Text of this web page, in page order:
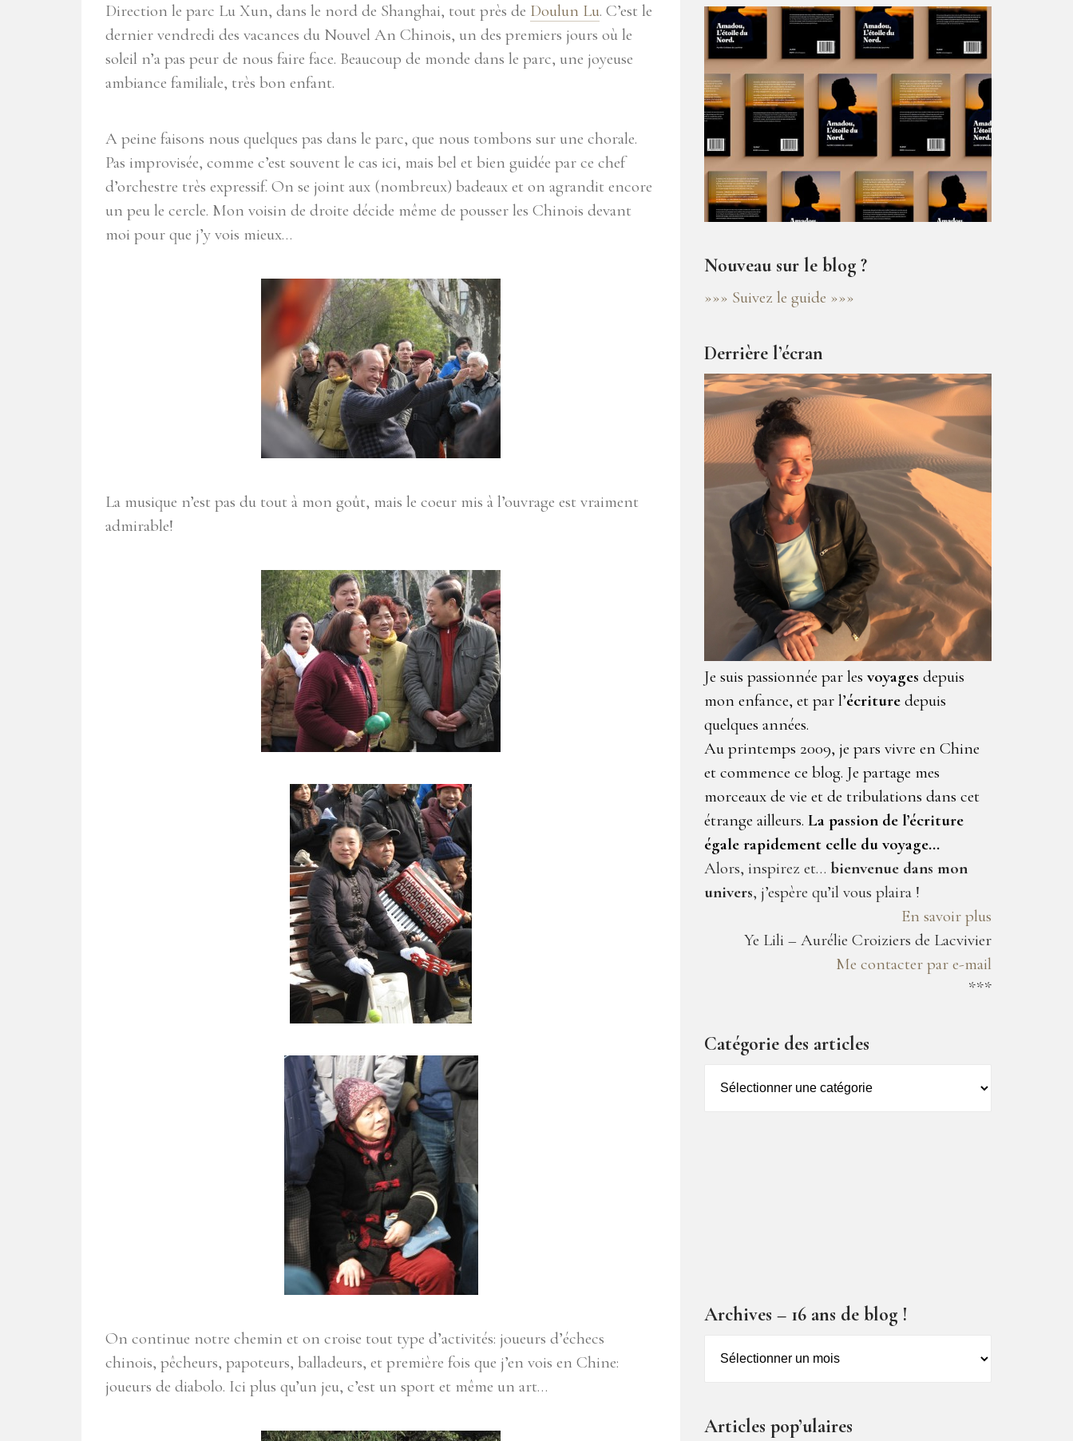
Direction le parc Lu Xun, dans le nord de Shanghai, tout près de Doulun Lu. C’est le
dernier vendredi des vacances du Nouvel An Chinois, un des premiers jours où le
soleil n’a pas peur de nous faire face. Beaucoup de monde dans le parc, une joyeuse
ambiance familiale, très bon enfant.
A peine faisons nous quelques pas dans le parc, que nous tombons sur une chorale.
Pas improvisée, comme c’est souvent le cas ici, mais bel et bien guidée par ce chef
d’orchestre très expressif. On se joint aux (nombreux) badeaux et on agrandit encore
un peu le cercle. Mon voisin de droite décide même de pousser les Chinois devant
moi pour que j’y vois mieux…
La musique n’est pas du tout à mon goût, mais le coeur mis à l’ouvrage est vraiment
admirable!
On continue notre chemin et on croise tout type d’activités: joueurs d’échecs
chinois, pêcheurs, papoteurs, balladeurs, et première fois que j’en vois en Chine:
joueurs de diabolo. Ici plus qu’un jeu, c’est un sport et même un art…
Nouveau sur le blog ?
»»» Suivez le guide »»»
Derrière l’écran
Je suis passionnée par les voyages depuis
mon enfance, et par l’écriture depuis
quelques années.
Au printemps 2009, je pars vivre en Chine
et commence ce blog. Je partage mes
morceaux de vie et de tribulations dans cet
étrange ailleurs. La passion de l’écriture
égale rapidement celle du voyage…
Alors, inspirez et… bienvenue dans mon
univers, j’espère qu’il vous plaira !
En savoir plus
Ye Lili – Aurélie Croiziers de Lacvivier
Me contacter par e-mail
***
Catégorie des articles
des
Archives – 16 ans de blog !
de
Articles pop’ulaires